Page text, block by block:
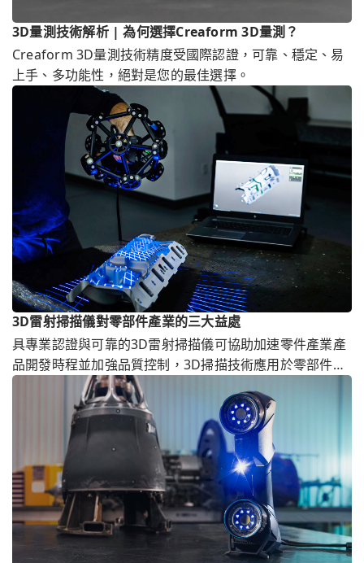
3D量測技術解析 | 為何選擇Creaform 3D量測？
Creaform 3D量測技術精度受國際認證，可靠、穩定、易
上手、多功能性，絕對是您的最佳選擇。
3D雷射掃描儀對零部件產業的三大益處
具專業認證與可靠的3D雷射掃描儀可協助加速零件產業產
品開發時程並加強品質控制，3D掃描技術應用於零部件市
場已成趨勢。